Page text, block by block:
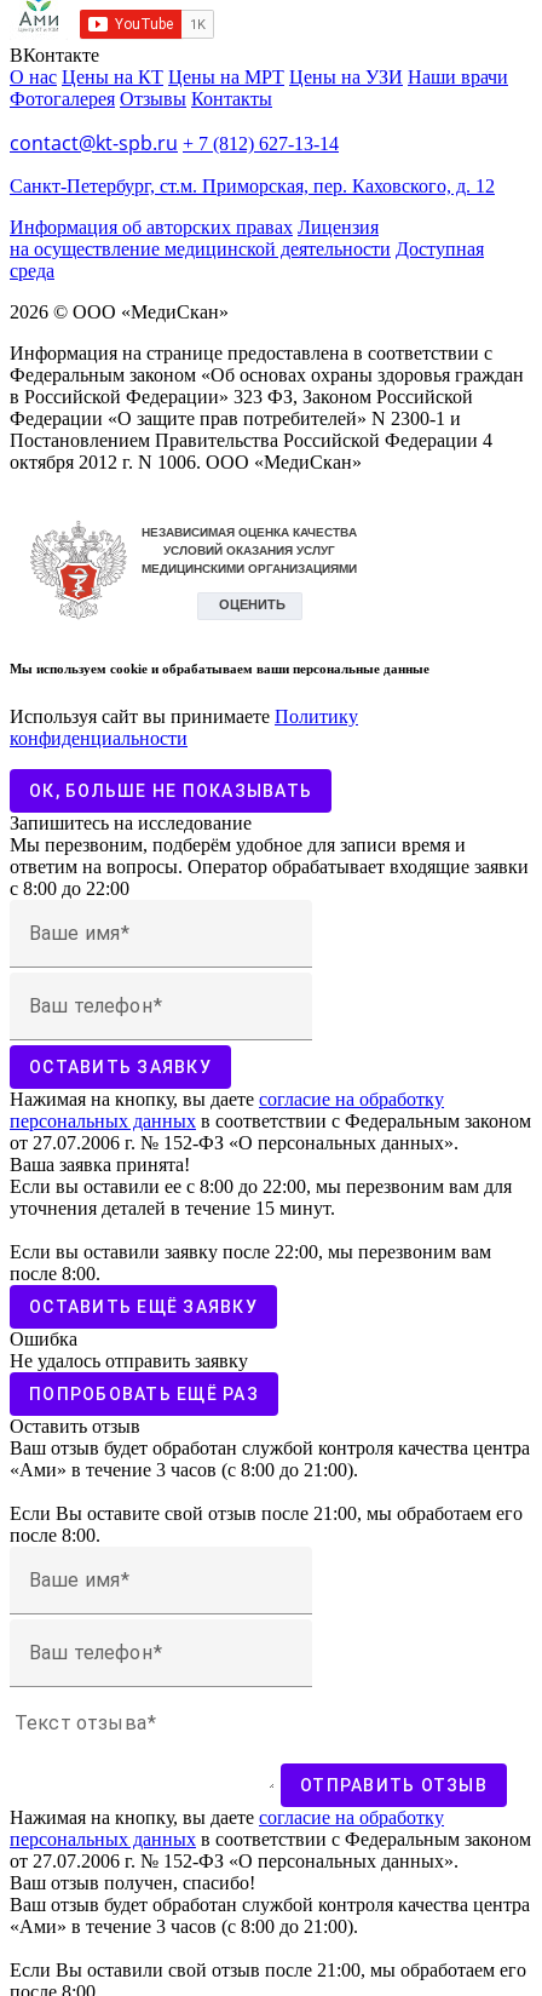
ВКонтакте
О нас Цены на КТ Цены на МРТ Цены на УЗИ Наши врачи
Фотогалерея Отзывы Контакты
contact@kt-spb.ru + 7 (812) 627-13-14
Санкт-Петербург, ст.м. Приморская, пер. Каховского, д. 12
Информация об авторских правах Лицензия
на осуществление медицинской деятельности Доступная
среда
2026 © ООО «МедиCкан»
Информация на странице предоставлена в соответствии с
Федеральным законом «Об основах охраны здоровья граждан
в Российской Федерации» 323 ФЗ, Законом Российской
Федерации «О защите прав потребителей» N 2300-1 и
Постановлением Правительства Российской Федерации 4
октября 2012 г. N 1006. ООО «МедиСкан»
Мы используем cookie и обрабатываем ваши персональные данные
Используя сайт вы принимаете Политику
конфиденциальности
ОК, БОЛЬШЕ НЕ ПОКАЗЫВАТЬ
Запишитесь на исследование
Мы перезвоним, подберём удобное для записи время и
ответим на вопросы. Оператор обрабатывает входящие заявки
с 8:00 до 22:00
Ваше имя
Ваш телефон
ОСТАВИТЬ ЗАЯВКУ
Нажимая на кнопку, вы даете согласие на обработку
персональных данных в соответствии с Федеральным законом
от 27.07.2006 г. № 152-ФЗ «О персональных данных».
Ваша заявка принята!
Если вы оставили ее с 8:00 до 22:00, мы перезвоним вам для
уточнения деталей в течение 15 минут.
Если вы оставили заявку после 22:00, мы перезвоним вам
после 8:00.
ОСТАВИТЬ ЕЩЁ ЗАЯВКУ
Ошибка
Не удалось отправить заявку
ПОПРОБОВАТЬ ЕЩЁ РАЗ
Оставить отзыв
Ваш отзыв будет обработан службой контроля качества центра
«Ами» в течение 3 часов (с 8:00 до 21:00).
Если Вы оставите свой отзыв после 21:00, мы обработаем его
после 8:00.
Ваше имя
Ваш телефон
Текст отзыва
ОТПРАВИТЬ ОТЗЫВ
Нажимая на кнопку, вы даете согласие на обработку
персональных данных в соответствии с Федеральным законом
от 27.07.2006 г. № 152-ФЗ «О персональных данных».
Ваш отзыв получен, спасибо!
Ваш отзыв будет обработан службой контроля качества центра
«Ами» в течение 3 часов (с 8:00 до 21:00).
Если Вы оставили свой отзыв после 21:00, мы обработаем его